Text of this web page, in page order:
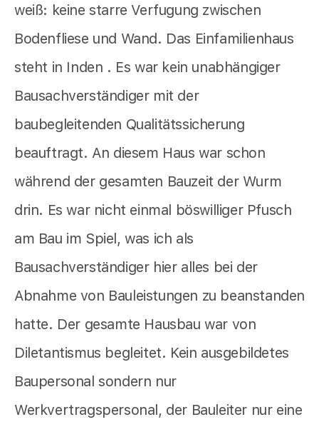
weiß: keine starre Verfugung zwischen
Bodenfliese und Wand. Das Einfamilienhaus
steht in Inden . Es war kein unabhängiger
Bausachverständiger mit der
baubegleitenden Qualitätssicherung
beauftragt. An diesem Haus war schon
während der gesamten Bauzeit der Wurm
drin. Es war nicht einmal böswilliger Pfusch
am Bau im Spiel, was ich als
Bausachverständiger hier alles bei der
Abnahme von Bauleistungen zu beanstanden
hatte. Der gesamte Hausbau war von
Diletantismus begleitet. Kein ausgebildetes
Baupersonal sondern nur
Werkvertragspersonal, der Bauleiter nur eine